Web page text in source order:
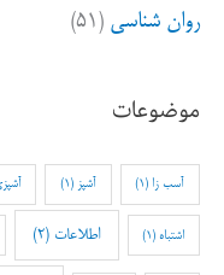
روان شناسی (۵۱)
موضوعات
آسب زا (1) آشپز (1)
اشتباه (1) اطلاعات (2)